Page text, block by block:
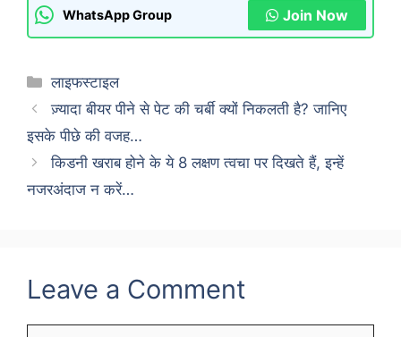
WhatsApp Group Join Now
Categories
लाइफस्टाइल
ज़्यादा बीयर पीने से पेट की चर्बी क्यों निकलती है? जानिए
इसके पीछे की वजह…
किडनी खराब होने के ये 8 लक्षण त्वचा पर दिखते हैं, इन्हें
नजरअंदाज न करें…
Leave a Comment